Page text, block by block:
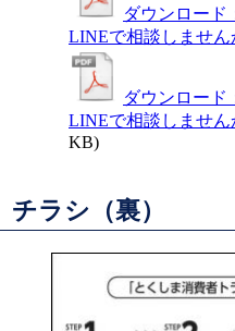
ダウンロード
LINEで相談しません
ダウンロード
LINEで相談しません
KB)
チラシ（裏）